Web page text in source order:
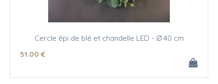
Cercle épi de blé et chandelle LED - Ø 40 cm
51.00 €